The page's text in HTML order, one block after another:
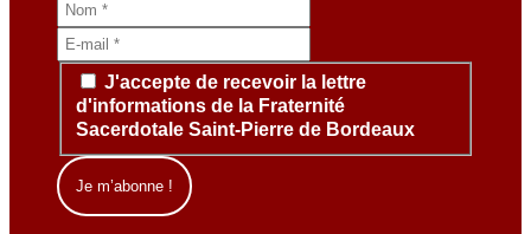
J'accepte de recevoir la lettre
d'informations de la Fraternité
Sacerdotale Saint-Pierre de Bordeaux